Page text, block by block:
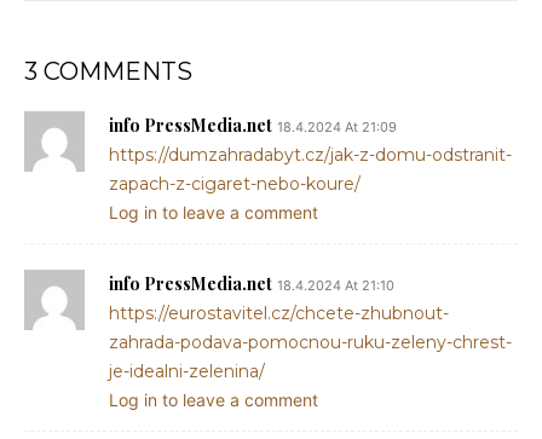
3 COMMENTS
info PressMedia.net 18.4.2024 At 21:09
https://dumzahradabyt.cz/jak-z-domu-odstranit-
zapach-z-cigaret-nebo-koure/
Log in to leave a comment
info PressMedia.net 18.4.2024 At 21:10
https://eurostavitel.cz/chcete-zhubnout-
zahrada-podava-pomocnou-ruku-zeleny-chrest-
je-idealni-zelenina/
Log in to leave a comment